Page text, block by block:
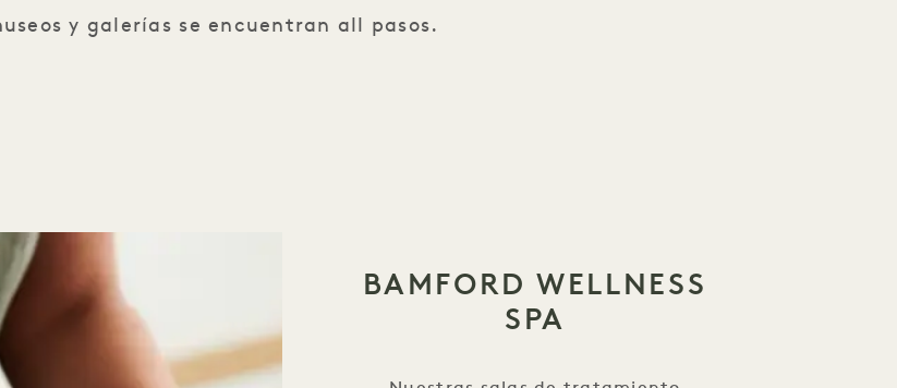
y galerías se encuentran all pasos.
BAMFORD WELLNESS
SPA